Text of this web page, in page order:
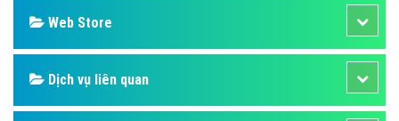
Design